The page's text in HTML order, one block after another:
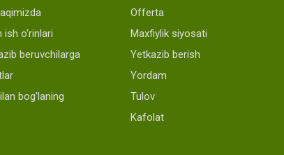
ish o'rinlari
beruvchilarga
bog'laning
Offerta
Maxfiylik siyosati
Yetkazib berish
Yordam
Tulov
Kafolat